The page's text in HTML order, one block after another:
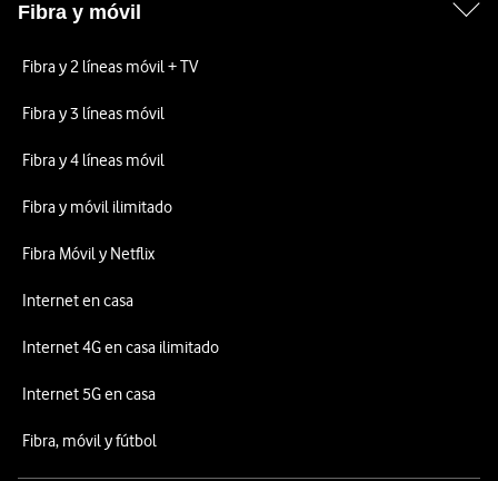
Fibra y móvil
Fibra y 2 líneas móvil + TV
Fibra y 3 líneas móvil
Fibra y 4 líneas móvil
Fibra y móvil ilimitado
Fibra Móvil y Netflix
Internet en casa
Internet 4G en casa ilimitado
Internet 5G en casa
Fibra, móvil y fútbol